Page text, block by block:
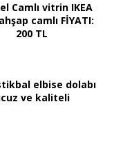
Camlı vitrin IKEA
camlı FİYATI:
200 TL
elbise dolabı
ve kaliteli